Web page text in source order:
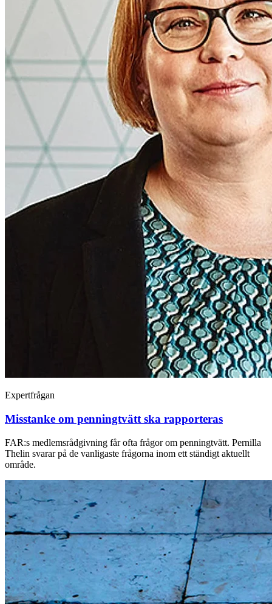
Expertfrågan
Misstanke om penningtvätt ska rapporteras
FAR:s medlemsrådgivning får ofta frågor om penningtvätt. Pernilla
Thelin svarar på de vanligaste frågorna inom ett ständigt aktuellt
område.